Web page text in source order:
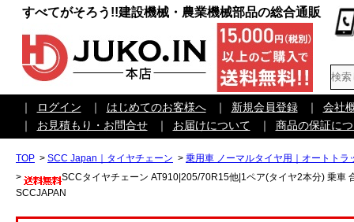
すべてがそろう!!建設機械・農業機械部品の総合通販
｜ ログイン ｜ はじめてのお客様へ ｜ 新規会員登録 ｜
会社
｜
お見積もり・お問合せ ｜ お届けについて ｜ 商品の保証に
TOP > SCC Japan｜タイヤチェーン > 乗用車 ノーマルタイヤ用｜オートトラ
>
SCCタイヤチェーン AT910|205/70R15他|1ペア(タイヤ2本分) 乗車
SCCJAPAN